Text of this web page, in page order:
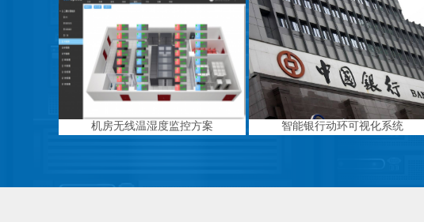
机房无线温湿度监控方案 智能银行动环可视化系统